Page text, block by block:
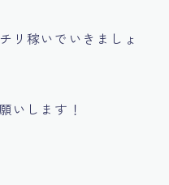
リ稼いでいきましょ
いします！